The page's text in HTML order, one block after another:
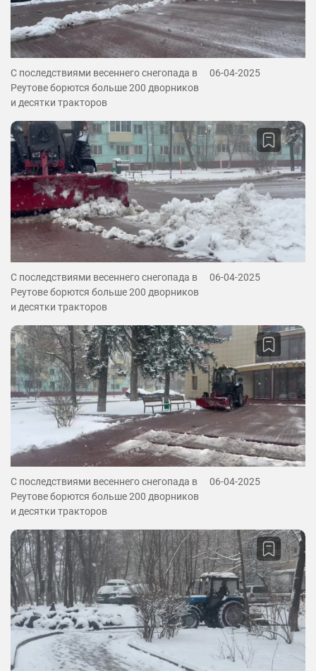
С последствиями весеннего снегопада в
Реутове борются больше 200 дворников
и десятки тракторов
06-04-2025
С последствиями весеннего снегопада в
Реутове борются больше 200 дворников
и десятки тракторов
06-04-2025
С последствиями весеннего снегопада в
Реутове борются больше 200 дворников
и десятки тракторов
06-04-2025